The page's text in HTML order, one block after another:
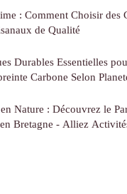
: Comment Choisir des
de Qualité
Durables Essentielles
Carbone Selon
Nature : Découvrez le
Bretagne - Alliez